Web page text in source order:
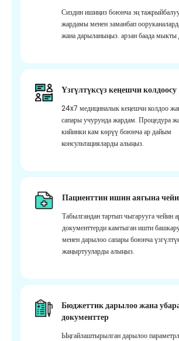
Сиздин ишиңиз боюнча эң
жардамы менен заманбап
жана дарыланыңыз. арзан баада мыкты
Үзгүлтүксүз кеңешчи колдоосу
24x7 медициналык кеңешчи колдоо
сапары учурунда жардам. Процедура
кийинки кам көрүү боюнча ар дайым
консультацияларды алыңыз.
Пациенттин ишин аягына
Табылгандан тартып чыгарууга чейин
документтерди камтыган ишти
менен дарылоо сапары боюнча
жаңыртууларды алыңыз.
Бюджеттик дарылоо жана
документтер
Ыңгайлаштырылган дарылоо